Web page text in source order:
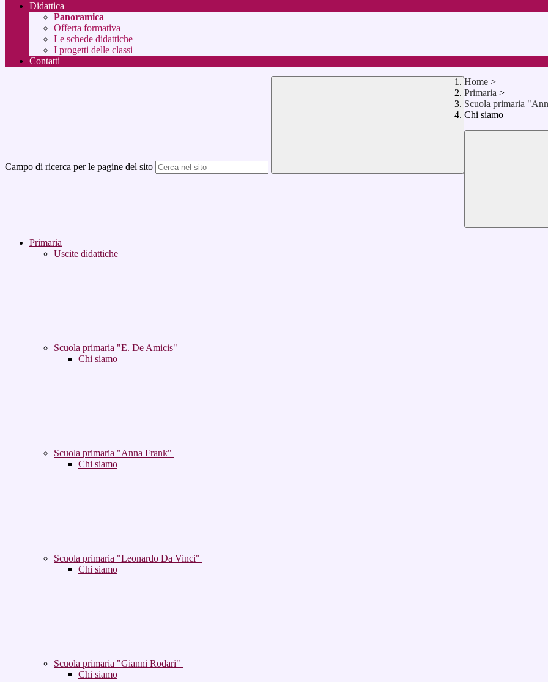
Didattica
Panoramica
Offerta formativa
Le schede didattiche
I progetti delle classi
Contatti
Campo di ricerca per le pagine del sito
Home >
Primaria >
Scuola primaria
Chi siamo
Primaria
Uscite didattiche
Scuola primaria "E. De Amicis"
Chi siamo
Scuola primaria "Anna Frank"
Chi siamo
Scuola primaria "Leonardo Da Vinci"
Chi siamo
Scuola primaria "Gianni Rodari"
Chi siamo